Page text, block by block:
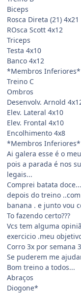
Biceps
Rosca Direta (21) 4x21
ROsca Scott 4x12
Triceps
Testa 4x10
Banco 4x12
*Membros Inferiores*
Treino C
Ombros
Desenvolv. Arnold
Elev. Lateral 4x10
Elev. Frontal 4x10
Encolhimento 4x8
*Membros Inferiores*
Ai galera esse é o
pois a parada é nos
legais...
Comprei batata
depois do treino
banana . e junto vou
To fazendo certo???
Vcs tem alguma
exercicio .meu
Corro 3x por semana
Se puderem me
Bom treino a todos...
Abraços
Diogone*